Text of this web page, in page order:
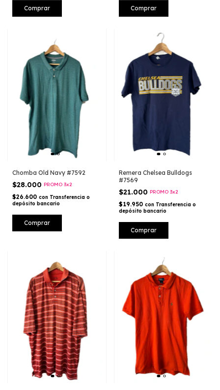
Comprar Comprar
Chomba Old Navy #7592
$28.000 PROMO 3x2
$26.600 con Transferencia o
depósito bancario
Comprar
Remera Chelsea Bulldogs
#7569
$21.000 PROMO 3x2
$19.950 con Transferencia o
depósito bancario
Comprar